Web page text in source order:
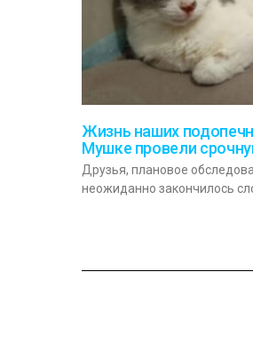
Жизнь наших
Мушке провели
Друзья, плановое
неожиданно закончилось